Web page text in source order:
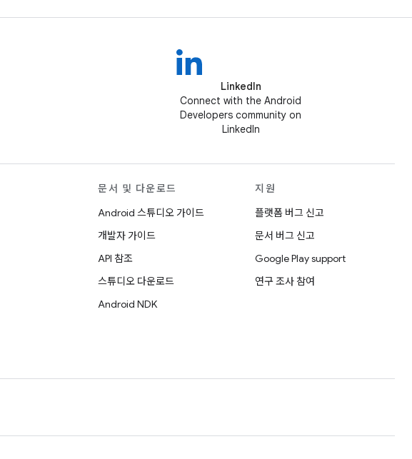
LinkedIn
Connect with the Android
Developers community on
LinkedIn
문서 및 다운로드
Android 스튜디오 가이드
개발자 가이드
API 참조
스튜디오 다운로드
Android NDK
지원
플랫폼 버그 신고
문서 버그 신고
Google Play support
연구 조사 참여